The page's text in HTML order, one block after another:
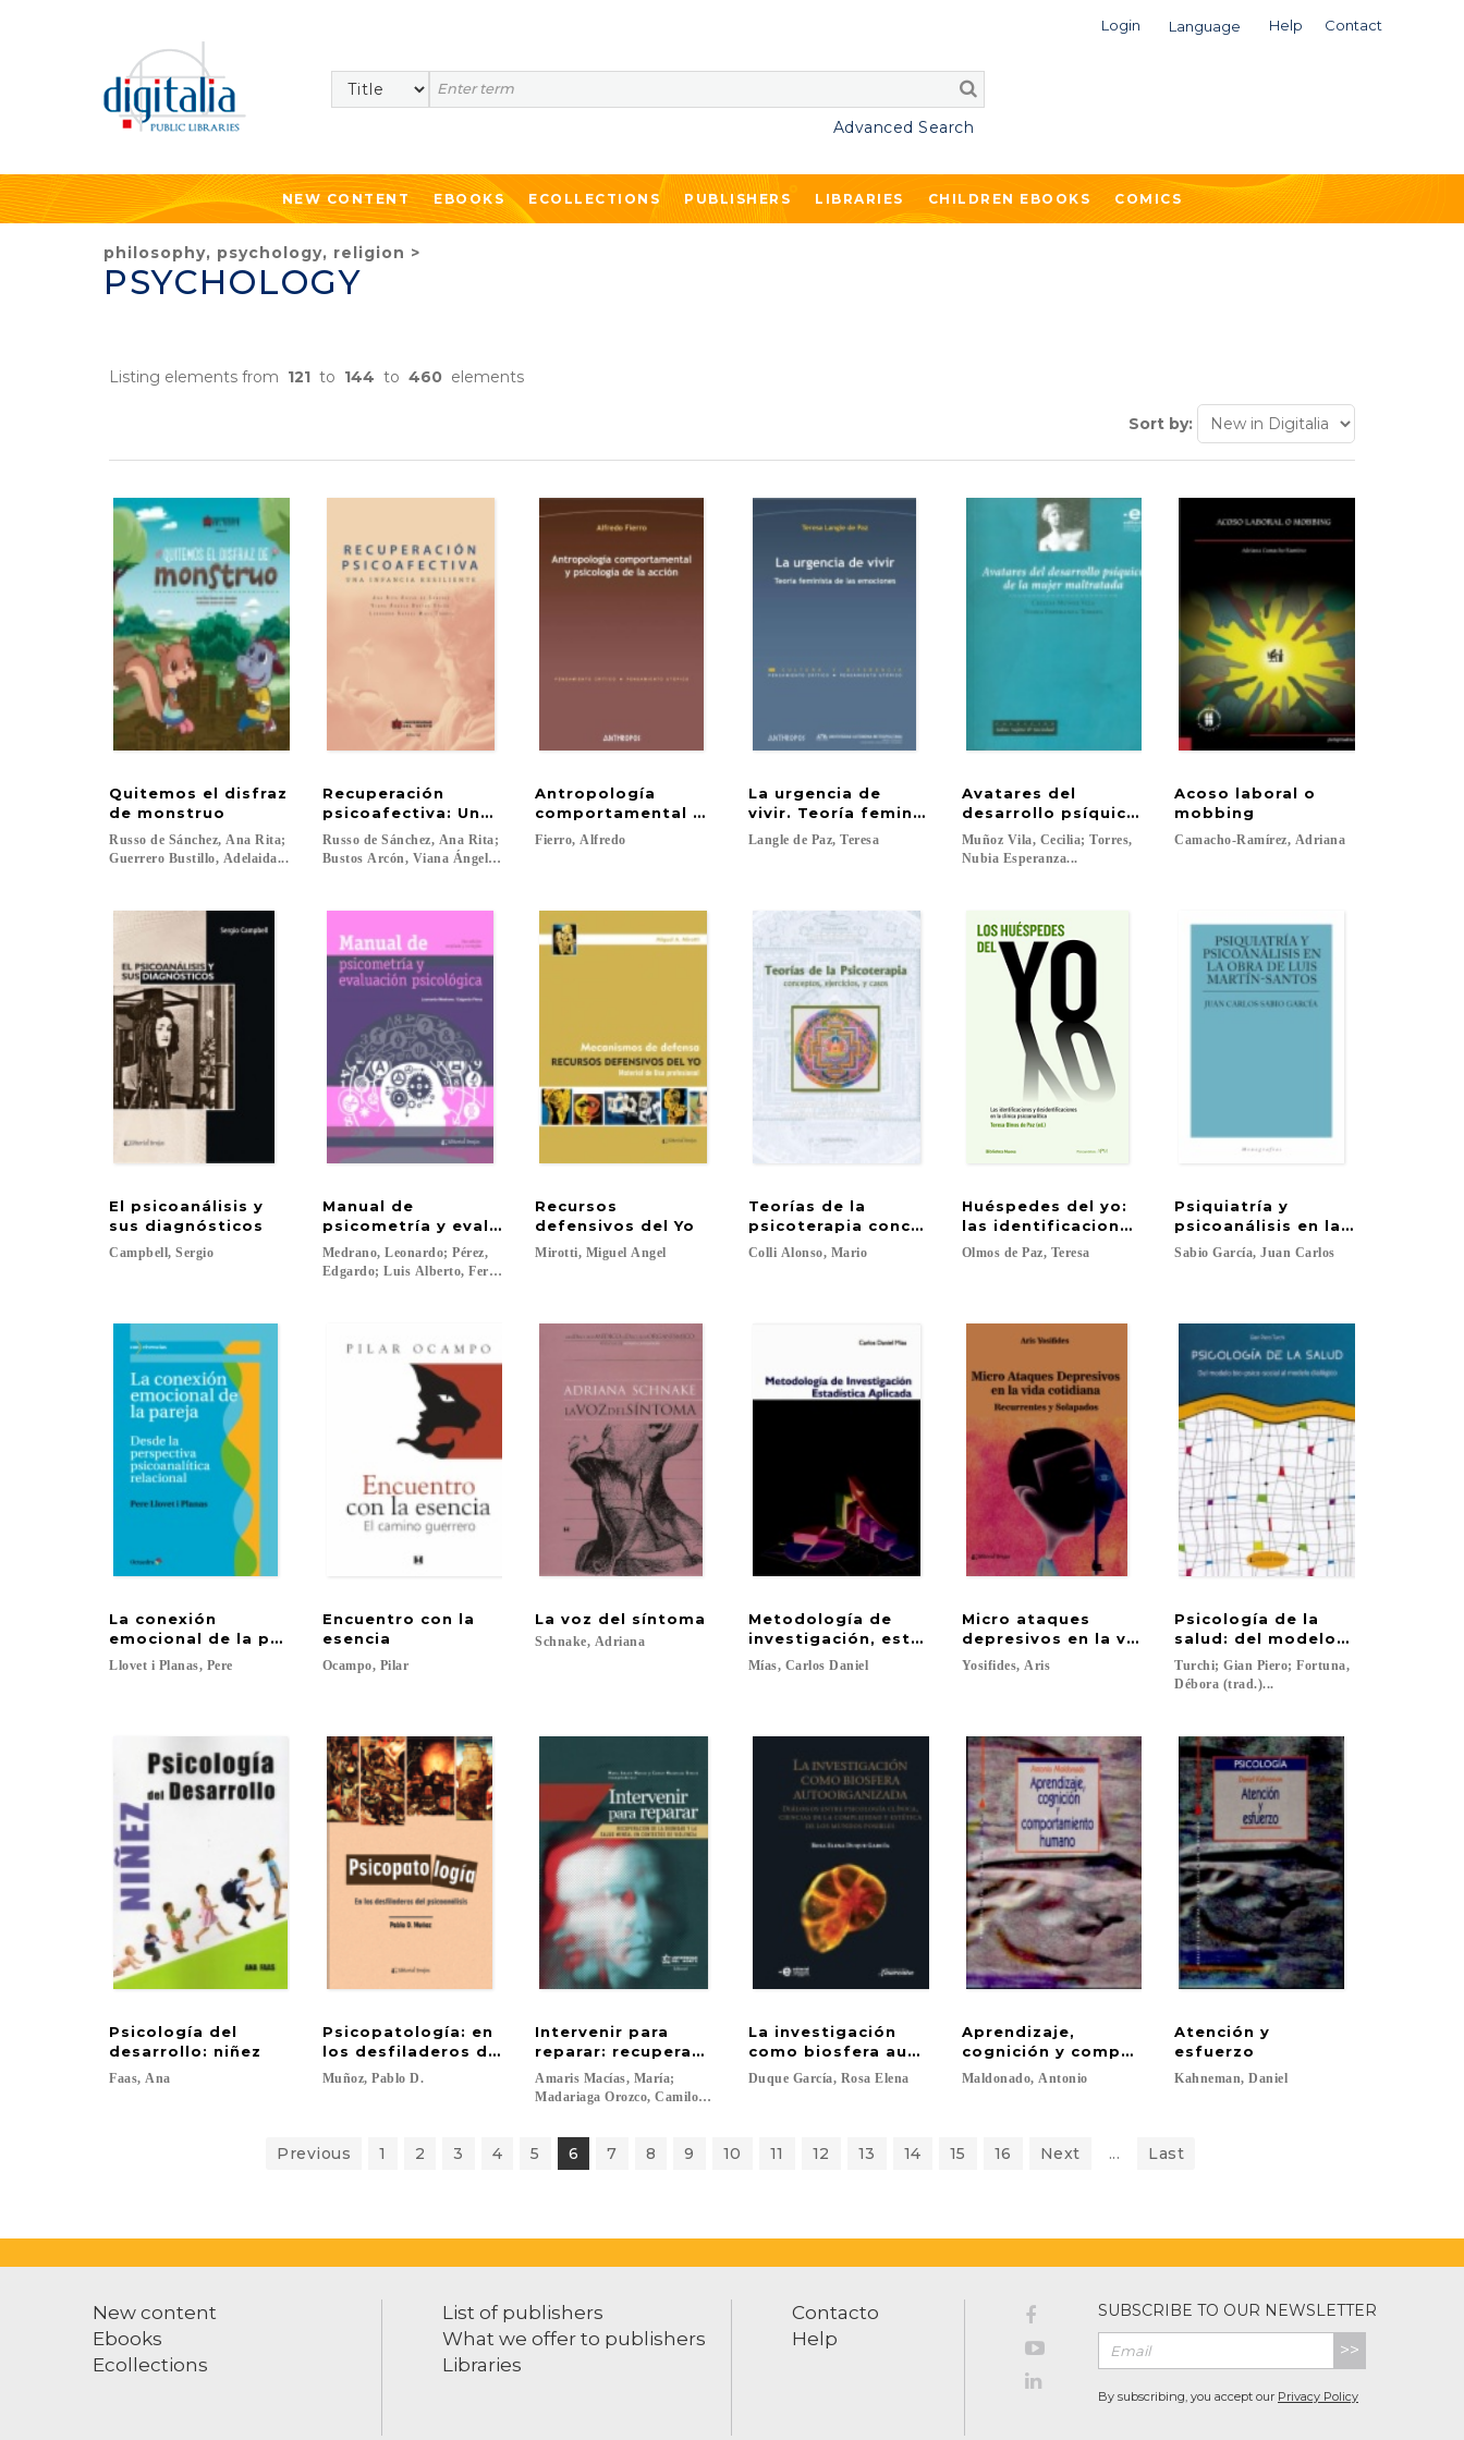
Login Language Help Contact
Search
Advanced Search
NEW CONTENT EBOOKS ECOLLECTIONS PUBLISHERS LIBRARIES CHILDREN EBOOKS COMICS
philosophy, psychology, religion >
PSYCHOLOGY
Listing elements from 121 to 144 to 460 elements
Sort by:
Quitemos el disfraz
de monstruo
Russo de Sánchez, Ana Rita;
Guerrero Bustillo, Adelaida...
Recuperación
psicoafectiva: Una infancia resiliente
Russo de Sánchez, Ana Rita;
Bustos Arcón, Viana Ángela; Mass Torres, Leonardo Rafael...
Antropología
comportamental y psicología de la acción
Fierro, Alfredo
La urgencia de
vivir. Teoría feminista de las emociones
Langle de Paz, Teresa
Avatares del
desarrollo psíquico de la mujer maltratada
Muñoz Vila, Cecilia; Torres,
Nubia Esperanza...
Acoso laboral o
mobbing
Camacho-Ramírez, Adriana
El psicoanálisis y
sus diagnósticos
Campbell, Sergio
Manual de
psicometría y evaluación psicológica
Medrano, Leonardo; Pérez,
Edgardo; Luis Alberto, Fernandez; Marta Morales, María; Alejandra Pujol, María; Trógolo, Mario; Moretti, Luciana; Griffoulière, Eugenia...
Recursos
defensivos del Yo
Mirotti, Miguel Angel
Teorías de la
psicoterapia conceptos, ejercicios y casos
Colli Alonso, Mario
Huéspedes del yo:
las identificaciones y desidentificaciones en la clínica
Olmos de Paz, Teresa
Psiquiatría y
psicoanálisis en la obra de Luis
Sabio García, Juan Carlos
La conexión
emocional de la pareja: desde la perspectiva psicoanalítica relacional
Llovet i Planas, Pere
Encuentro con la
esencia
Ocampo, Pilar
La voz del síntoma
Schnake, Adriana
Metodología de
investigación, estadística aplicada e instrumentos en neuropsicología
Mías, Carlos Daniel
Micro ataques
depresivos en la vida cotidiana
Yosifides, Aris
Psicología de la
salud: del modelo bio-psico-
Turchi; Gian Piero; Fortuna,
Débora (trad.)...
Psicología del
desarrollo: niñez
Faas, Ana
Psicopatología: en
los desfiladeros del psicoanálisis
Muñoz, Pablo D.
Intervenir para
reparar: recuperando la dignidad y la salud mental en el contexto de violencia
Amaris Macías, María;
Madariaga Orozco, Camilo (comps.)...
La investigación
como biosfera autoorganizada: diálogos entre psicología clínica, ciencias
Duque García, Rosa Elena
Aprendizaje,
cognición y comportamiento humano
Maldonado, Antonio
Atención y
esfuerzo
Kahneman, Daniel
Previous 1 2 3 4 5 6 7 8 9 10 11 12 13 14 15 16 Next ... Last
New content
Ebooks
Ecollections
List of publishers
What we offer to publishers
Libraries
Contacto
Help
SUBSCRIBE TO OUR NEWSLETTER
>>
By subscribing, you accept our Privacy Policy